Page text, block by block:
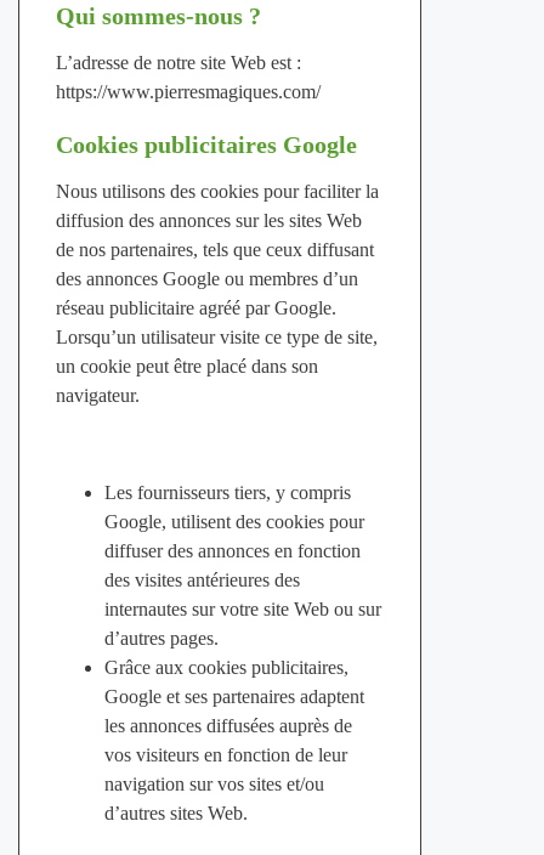
Qui sommes-nous ?
L’adresse de notre site Web est :
https://www.pierresmagiques.com/
Cookies publicitaires Google
Nous utilisons des cookies pour faciliter la
diffusion des annonces sur les sites Web
de nos partenaires, tels que ceux diffusant
des annonces Google ou membres d’un
réseau publicitaire agréé par Google.
Lorsqu’un utilisateur visite ce type de site,
un cookie peut être placé dans son
navigateur.
Les fournisseurs tiers, y compris
Google, utilisent des cookies pour
diffuser des annonces en fonction
des visites antérieures des
internautes sur votre site Web ou sur
d’autres pages.
Grâce aux cookies publicitaires,
Google et ses partenaires adaptent
les annonces diffusées auprès de
vos visiteurs en fonction de leur
navigation sur vos sites et/ou
d’autres sites Web.